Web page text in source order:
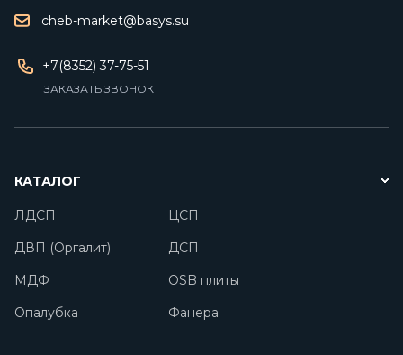
cheb-market@basys.su
+7(8352) 37-75-51
ЗАКАЗАТЬ ЗВОНОК
КАТАЛОГ
ЛДСП
ЦСП
ДВП (Оргалит)
ДСП
МДФ
OSB плиты
Опалубка
Фанера